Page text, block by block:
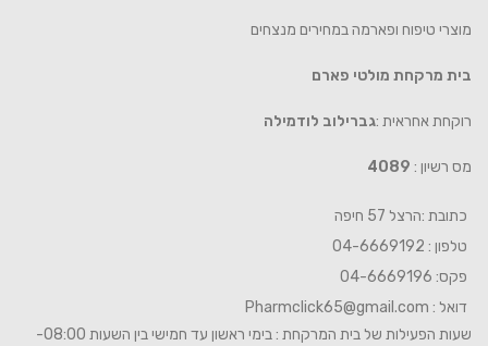
מוצרי טיפוח ופארמה במחירים מנצחים
בית מרקחת מולטי פארם
רוקחת אחראית :גברילוב לודמילה
מס רשיון : 4089
כתובת :הרצל 57 חיפה
טלפון : 04-6669192
פקס: 04-6669196
דואל : Pharmclick65@gmail.com
שעות הפעילות של בית המרקחת : בימי ראשון עד חמישי בין השעות 08:00-